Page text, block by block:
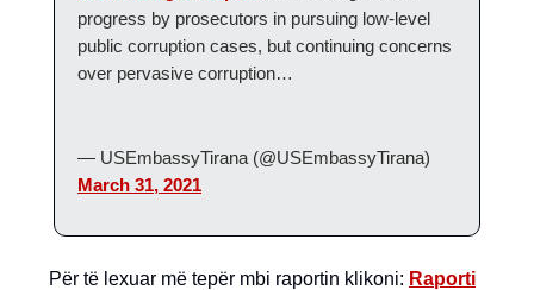
progress by prosecutors in pursuing low-level
public corruption cases, but continuing concerns
over pervasive corruption…
— USEmbassyTirana (@USEmbassyTirana)
March 31, 2021
Për të lexuar më tepër mbi raportin klikoni: Raporti